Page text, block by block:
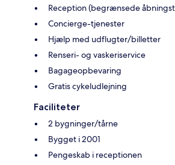
Reception (begrænsede
Concierge-tjenester
Hjælp med udflugter/billetter
Renseri- og vaskeriservice
Bagageopbevaring
Gratis cykeludlejning
Faciliteter
2 bygninger/tårne
Bygget i 2001
Pengeskab i receptionen